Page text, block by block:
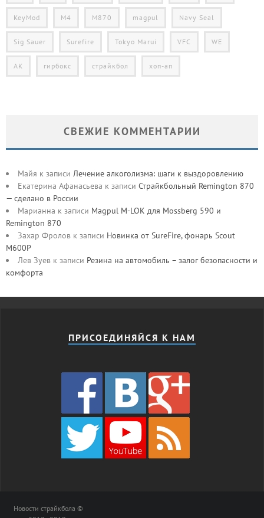
KeyMod M4 M870 magpul Navy Seal
Sig Sauer Surefire Tokyo Marui VFC WE
АК гирбокс страйкбол хоп-ап
СВЕЖИЕ КОММЕНТАРИИ
Майя к записи Лечение алкоголизма: шаги к выздоровлению
Екатерина Афанасьева к записи Страйкбольный Remington 870
— сделано в России
Марианна к записи Magpul M-LOK для Mossberg 590 и
Remington 870
Захар Фролов к записи Новинка от SureFire, фонарь Scout
M600P
Лев Зуев к записи Резина на автомобиль – залог безопасности и
комфорта
ПРИСОЕДИНЯЙСЯ К НАМ
Новости страйкбола ©